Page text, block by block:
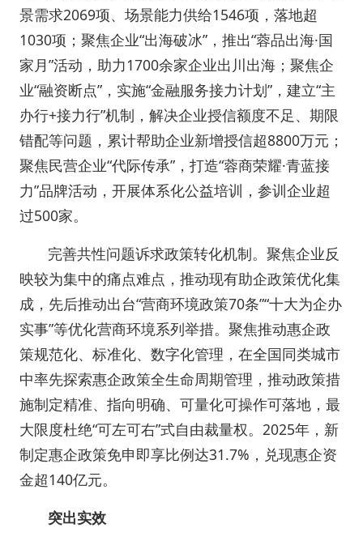
景需求2069项、场景能力供给1546项，落地超
1030项；聚焦企业“出海破冰”，推出“蓉品出海·国
家月”活动，助力1700余家企业出川出海；聚焦企
业“融资断点”，实施“金融服务接力计划”，建立“主
办行+接力行”机制，解决企业授信额度不足、期限
错配等问题，累计帮助企业新增授信超8800万元；
聚焦民营企业“代际传承”，打造“蓉商荣耀·青蓝接
力”品牌活动，开展体系化公益培训，参训企业超
过500家。
完善共性问题诉求政策转化机制。聚焦企业反
映较为集中的痛点难点，推动现有助企政策优化集
成，先后推动出台“营商环境政策70条”“十大为企办
实事”等优化营商环境系列举措。聚焦推动惠企政
策规范化、标准化、数字化管理，在全国同类城市
中率先探索惠企政策全生命周期管理，推动政策措
施制定精准、指向明确、可量化可操作可落地，最
大限度杜绝“可左可右”式自由裁量权。2025年，新
制定惠企政策免申即享比例达31.7%，兑现惠企资
金超140亿元。
突出实效